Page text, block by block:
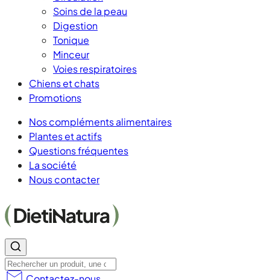
Soins de la peau
Digestion
Tonique
Minceur
Voies respiratoires
Chiens et chats
Promotions
Nos compléments alimentaires
Plantes et actifs
Questions fréquentes
La société
Nous contacter